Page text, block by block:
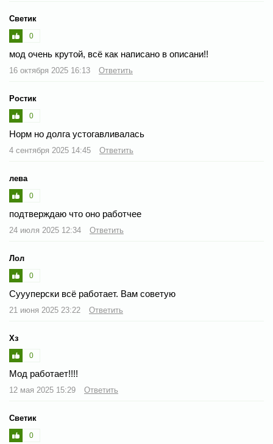
Светик
0
мод очень крутой, всё как написано в описани!!
16 октября 2025 16:13 Ответить
Ростик
0
Норм но долга устогавливалась
4 сентября 2025 14:45 Ответить
лева
0
подтверждаю что оно работчее
24 июля 2025 12:34 Ответить
Лол
0
Суууперски всë работает. Вам советую
21 июня 2025 23:22 Ответить
Хз
0
Мод работает!!!!
12 мая 2025 15:29 Ответить
Светик
0